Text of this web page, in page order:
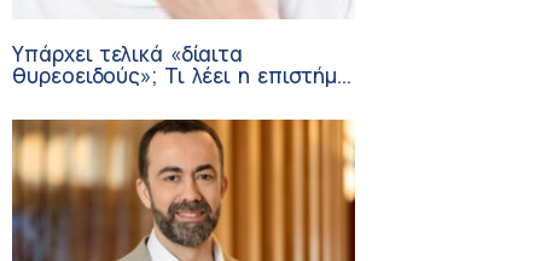
Υπάρχει τελικά «δίαιτα
θυρεοειδούς»; Τι λέει η επιστήμη
συμπληρώματα